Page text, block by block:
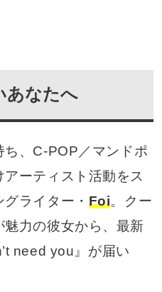
あなたへ
ち、C-POP／マンドポ
ーティスト活動をス
ライター・ Foi。クー
力の彼女から、最新
need you』が届い